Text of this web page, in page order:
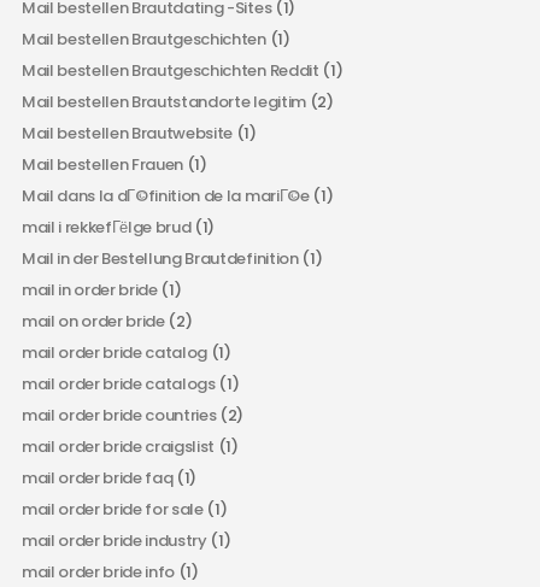
Mail bestellen Brautdating -Sites(1)
Mail bestellen Brautgeschichten(1)
Mail bestellen Brautgeschichten Reddit (1)
Mail bestellen Brautstandorte legitim(2)
Mail bestellen Brautwebsite (1)
Mail bestellen Frauen (1)
Mail dans la dГ©finition de la mariГ©e(1)
mail i rekkefГёlge brud(1)
Mail in der Bestellung Brautdefinition(1)
mail in order bride(1)
mail on order bride(2)
mail order bride catalog (1)
mail order bride catalogs(1)
mail order bride countries(2)
mail order bride craigslist (1)
mail order bride faq(1)
mail order bride for sale(1)
mail order bride industry(1)
mail order bride info (1)